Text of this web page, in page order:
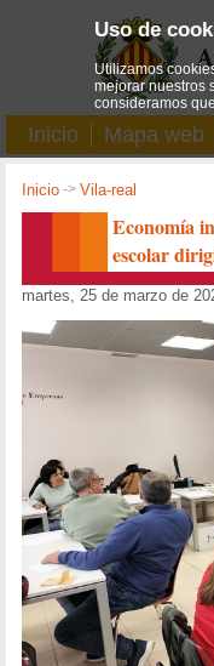
Inicio Mapa web
Inicio ->Vila-real
Economía
escolar
martes, 25 de marzo de
Uso de
Utilizamos
mejorar nuestros
consideramos